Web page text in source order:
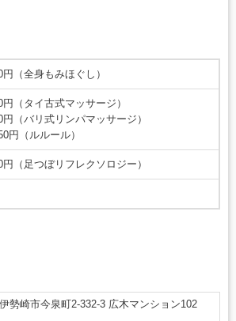
円（全身もみほぐし）
円（タイ古式マッサージ）
円（バリ式リンパマッサージ）
円（ルルール）
円（足つぼリフレクソロジー）
勢崎市今泉町2-332-3 広木マンション102